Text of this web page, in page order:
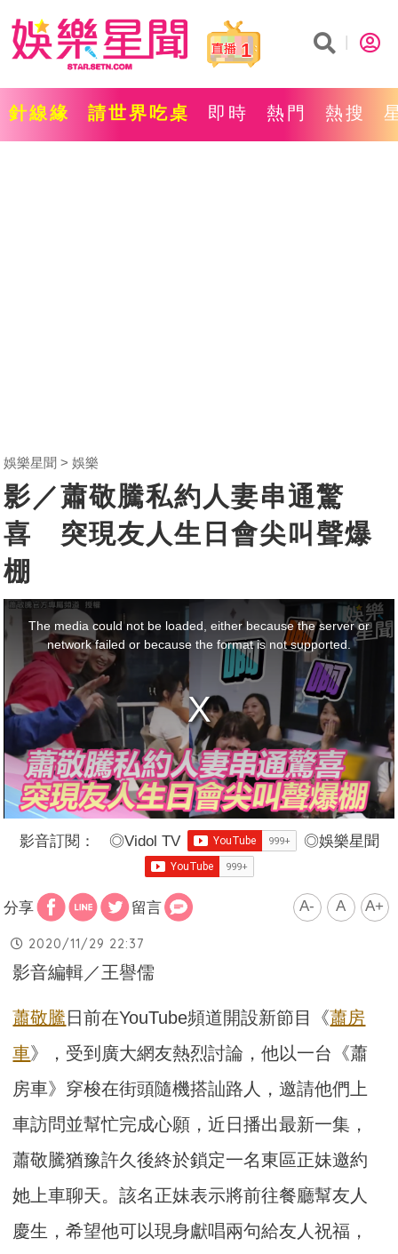
1
針線緣 請世界吃桌 即時 熱門 熱搜
娛樂星聞 娛樂
影／蕭敬騰私約人妻串通驚
喜 突現友人生日會尖叫聲爆
棚
This
is
window.
The media could not be loaded, either because the server or
network failed or because the format is not supported.
影音訂閱： ◎Vidol TV ◎娛樂星聞
分享 留言 A- A A+
2020/11/29 22:37
影音編輯／王譽儒
蕭敬騰 日前在YouTube頻道開設新節目《蕭房
車》，受到廣大網友熱烈討論，他以一台《蕭
房車》穿梭在街頭隨機搭訕路人，邀請他們上
車訪問並幫忙完成心願，近日播出最新一集，
蕭敬騰猶豫許久後終於鎖定一名東區正妹邀約
她上車聊天。該名正妹表示將前往餐廳幫友人
慶生，希望他可以現身獻唱兩句給友人祝福，